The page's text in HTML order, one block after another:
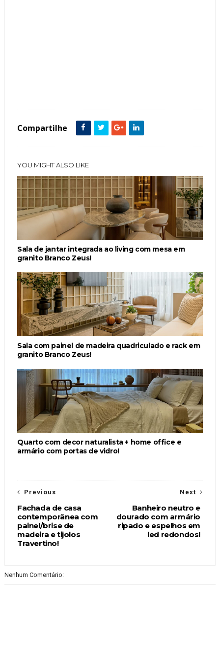
Compartilhe
YOU MIGHT ALSO LIKE
Sala de jantar integrada ao living com mesa em
granito Branco Zeus!
Sala com painel de madeira quadriculado e rack em
granito Branco Zeus!
Quarto com decor naturalista + home office e
armário com portas de vidro!
Next
Banheiro neutro e
dourado com armário
ripado e espelhos em
led redondos!
Previous
Fachada de casa
contemporânea com
painel/brise de
madeira e tijolos
Travertino!
Nenhum Comentário: